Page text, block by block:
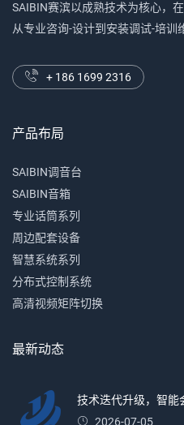
SAIBIN赛滨以成熟技术为核心，
从专业咨询-设计到安装调试-培训
+ 186 1699 2316
产品布局
SAIBIN调音台
SAIBIN音箱
专业话筒系列
周边配套设备
智慧系统系列
分布式控制系统
高清视频矩阵切换
最新动态
技术迭代升级，智能
2026-07-05